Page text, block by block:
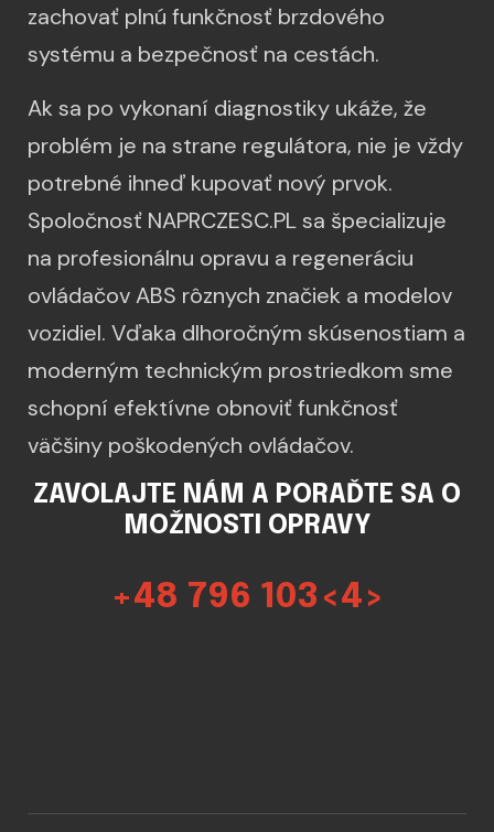
zachovať plnú funkčnosť brzdového
systému a bezpečnosť na cestách.
Ak sa po vykonaní diagnostiky ukáže, že
problém je na strane regulátora, nie je vždy
potrebné ihneď kupovať nový prvok.
Spoločnosť NAPRCZESC.PL sa špecializuje
na profesionálnu opravu a regeneráciu
ovládačov ABS rôznych značiek a modelov
vozidiel. Vďaka dlhoročným skúsenostiam a
moderným technickým prostriedkom sme
schopní efektívne obnoviť funkčnosť
väčšiny poškodených ovládačov.
ZAVOLAJTE NÁM A PORAĎTE SA O
MOŽNOSTI OPRAVY
+48 796 103<4>